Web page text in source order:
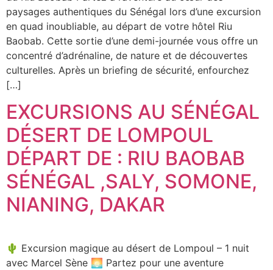
paysages authentiques du Sénégal lors d’une excursion
en quad inoubliable, au départ de votre hôtel Riu
Baobab. Cette sortie d’une demi-journée vous offre un
concentré d’adrénaline, de nature et de découvertes
culturelles. Après un briefing de sécurité, enfourchez
[…]
EXCURSIONS AU SÉNÉGAL
DÉSERT DE LOMPOUL
DÉPART DE : RIU BAOBAB
SÉNÉGAL ,SALY, SOMONE,
NIANING, DAKAR
🌵 Excursion magique au désert de Lompoul – 1 nuit
avec Marcel Sène 🌅 Partez pour une aventure